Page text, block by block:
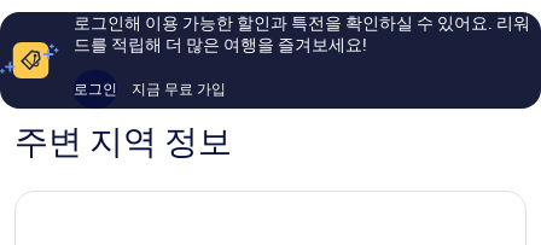
이
후
기
에
Lihue
해
요,
로그인해 이용 가능한 할인과 특전을 확인하실 수 있어요. 리워
드를 적립해 더 많은 여행을 즐겨보세요!
로그인 지금 무료 가입
주변 지역 정보